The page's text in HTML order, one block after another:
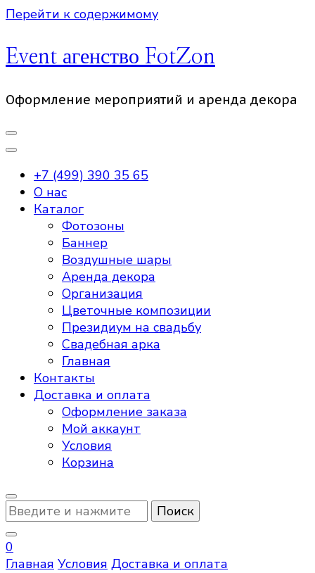
Перейти к содержимому
Event агенство FotZon
Оформление мероприятий и аренда декора
+7 (499) 390 35 65
О нас
Каталог
Фотозоны
Баннер
Воздушные шары
Аренда декора
Организация
Цветочные композиции
Президиум на свадьбу
Свадебная арка
Главная
Контакты
Доставка и оплата
Оформление заказа
Мой аккаунт
Условия
Корзина
Ищите
что-
то?
0
Главная Условия Доставка и оплата